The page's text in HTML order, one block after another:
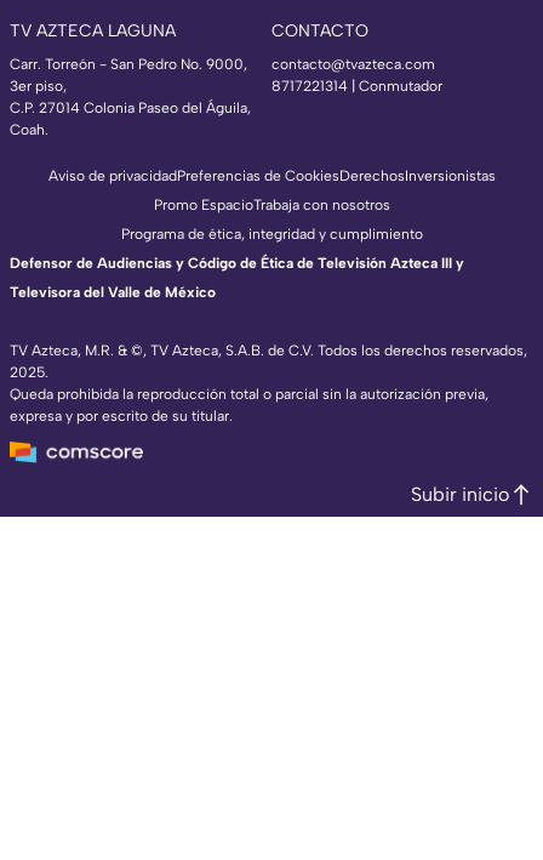
TV AZTECA LAGUNA
Carr. Torreón - San Pedro No. 9000,
3er piso,
C.P. 27014 Colonia Paseo del Águila,
Coah.
CONTACTO
contacto@tvazteca.com
8717221314 | Conmutador
TV Azteca, M.R. & ©, TV Azteca, S.A.B. de C.V. Todos los derechos reservados,
2025.
Queda prohibida la reproducción total o parcial sin la autorización previa,
expresa y por escrito de su titular.
Aviso de privacidadPreferencias de CookiesDerechosInversionistas
Promo EspacioTrabaja con nosotros
Programa de ética, integridad y cumplimiento
Defensor de Audiencias y Código de Ética de Televisión Azteca III y
Televisora del Valle de México
Subir inicio